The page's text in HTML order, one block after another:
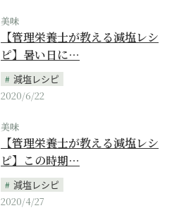
美味
【管理栄養士が教える減塩レシ
ピ】暑い日に…
減塩レシピ
2020/6/22
美味
【管理栄養士が教える減塩レシ
ピ】この時期…
減塩レシピ
2020/4/27